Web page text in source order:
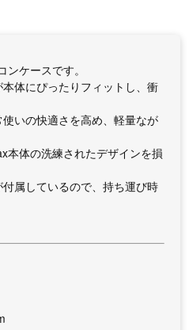
ケースです。
体にぴったりフィットし、衝
いの快適さを高め、軽量なが
本体の洗練されたデザインを損
属しているので、持ち運び時